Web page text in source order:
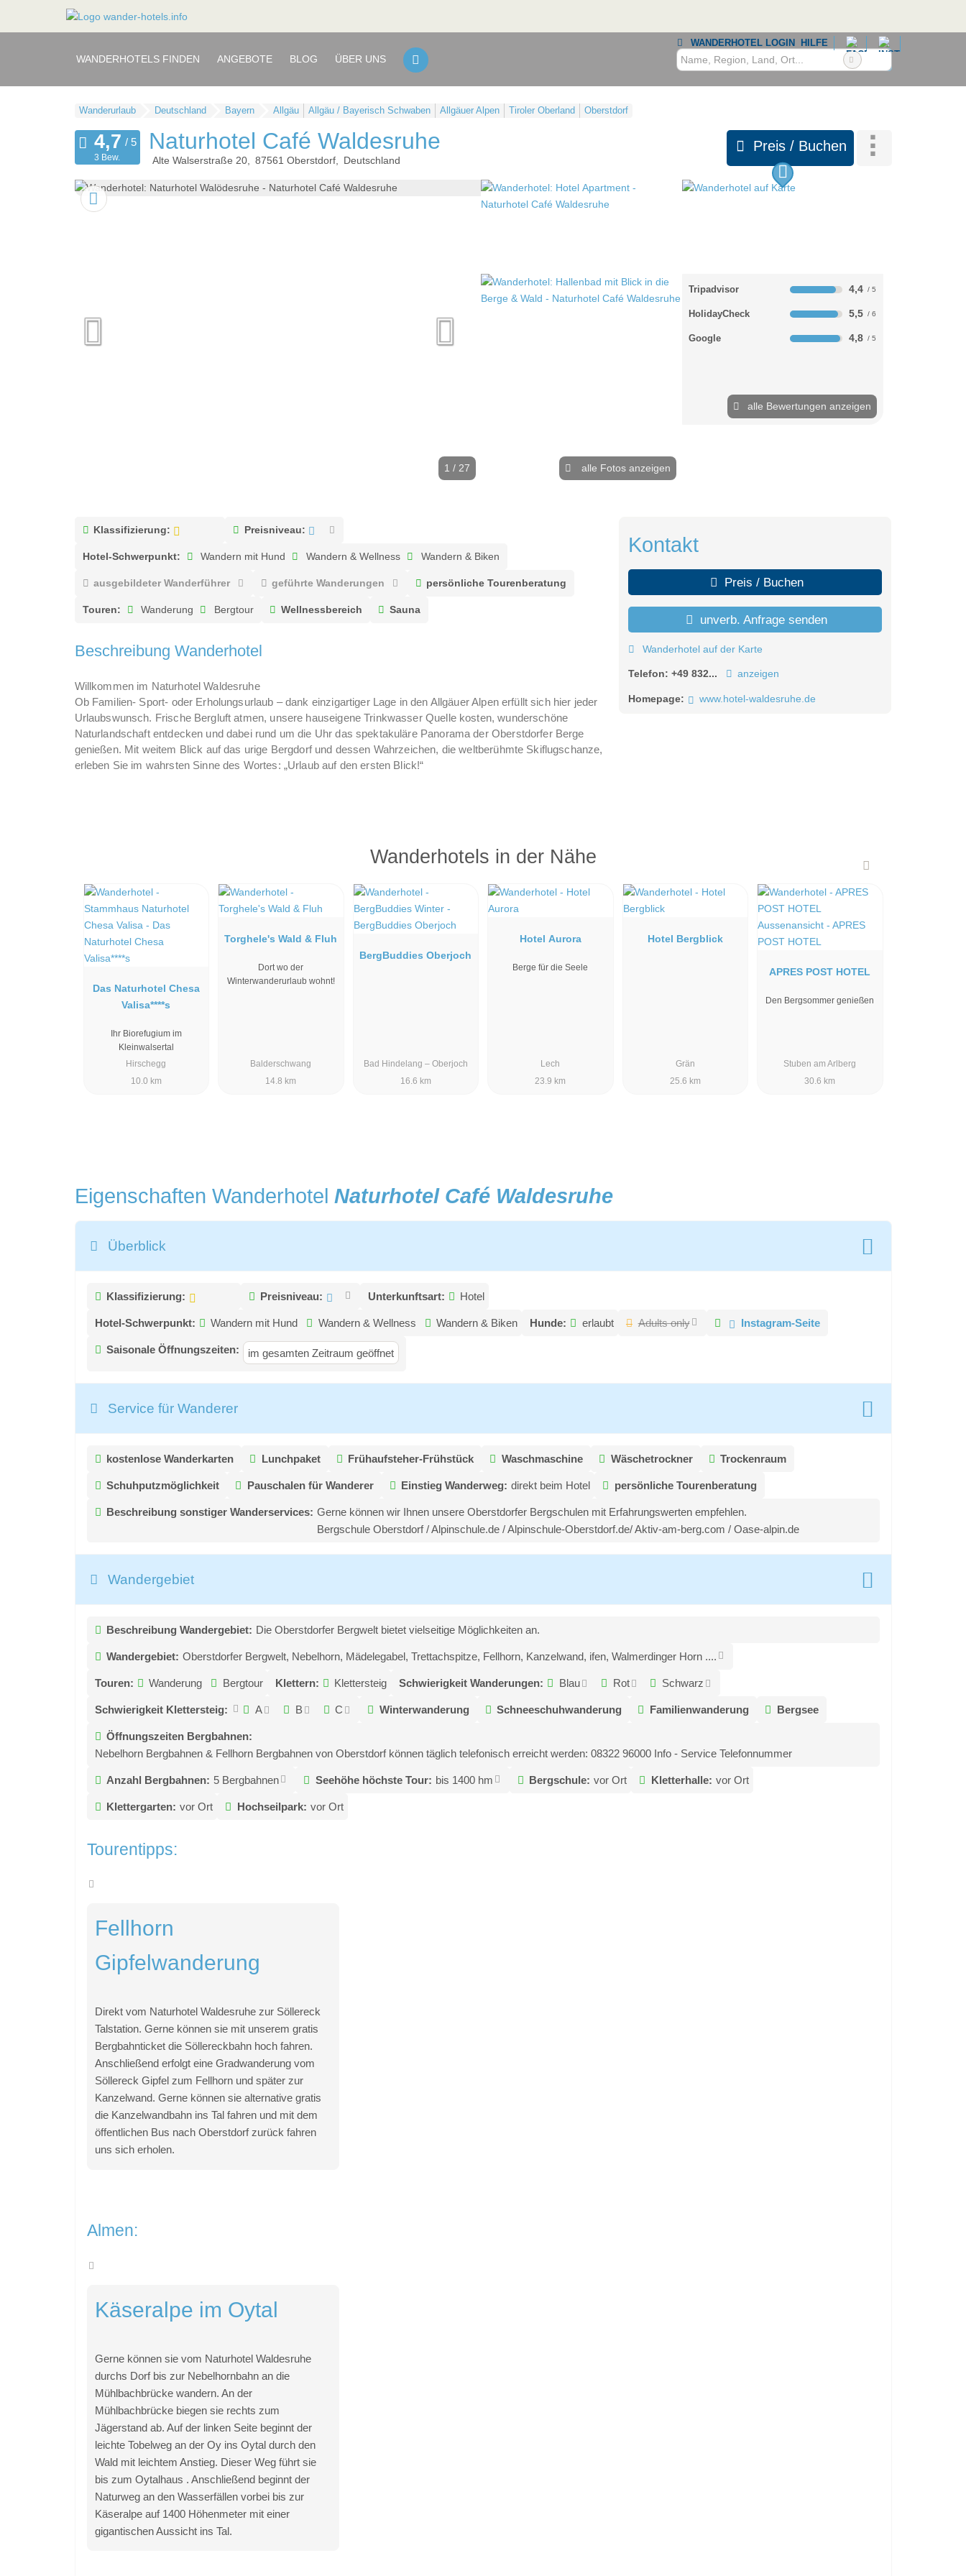
WANDERHOTEL LOGIN HILFE
WANDERHOTELS FINDEN ANGEBOTE BLOG ÜBER UNS
Wanderurlaub Deutschland Bayern Allgäu Allgäu / Bayerisch Schwaben Allgäuer Alpen Tiroler Oberland Oberstdorf
Naturhotel Café Waldesruhe
Alte Walserstraße 20 87561 Oberstdorf Deutschland
Preis / Buchen
3 Bew.
1 / 27 alle Fotos anzeigen
Tripadvisor 4,4
HolidayCheck 5,5
Google 4,8
alle Bewertungen anzeigen
Klassifizierung: Preisniveau:
Hotel-Schwerpunkt: Wandern mit Hund Wandern & Wellness Wandern & Biken
ausgebildeter Wanderführer geführte Wanderungen persönliche Tourenberatung
Touren: Wanderung Bergtour Wellnessbereich Sauna
Beschreibung Wanderhotel
Willkommen im Naturhotel Waldesruhe
Ob Familien- Sport- oder Erholungsurlaub – dank einzigartiger Lage in den Allgäuer Alpen erfüllt sich hier jeder
Urlaubswunsch. Frische Bergluft atmen, unsere hauseigene Trinkwasser Quelle kosten, wunderschöne
Naturlandschaft entdecken und dabei rund um die Uhr das spektakuläre Panorama der Oberstdorfer Berge
genießen. Mit weitem Blick auf das urige Bergdorf und dessen Wahrzeichen, die weltberühmte Skiflugschanze,
erleben Sie im wahrsten Sinne des Wortes: „Urlaub auf den ersten Blick!“
Kontakt
Preis / Buchen
unverb. Anfrage senden
Wanderhotel auf der Karte
Telefon:+49 832... anzeigen
Homepage: www.hotel-waldesruhe.de
Wanderhotels in der Nähe
Das Naturhotel Chesa
Valisa****s
Ihr Biorefugium im
Kleinwalsertal
Hirschegg
10.0 km
Torghele's Wald & Fluh
Dort wo der
Winterwanderurlaub wohnt!
Balderschwang
14.8 km
BergBuddies Oberjoch
Bad Hindelang – Oberjoch
16.6 km
Hotel Aurora
Berge für die Seele
Lech
23.9 km
Hotel Bergblick
Grän
25.6 km
APRES POST HOTEL
Den Bergsommer genießen
Stuben am Arlberg
30.6 km
Eigenschaften Wanderhotel Naturhotel Café Waldesruhe
Überblick
Klassifizierung: Preisniveau: Unterkunftsart: Hotel
Hotel-Schwerpunkt: Wandern mit Hund Wandern & Wellness Wandern & Biken Hunde: erlaubt Adults only Instagram-Seite
Saisonale Öffnungszeiten: im gesamten Zeitraum geöffnet
Service für Wanderer
kostenlose Wanderkarten Lunchpaket Frühaufsteher-Frühstück Waschmaschine Wäschetrockner Trockenraum
Schuhputzmöglichkeit Pauschalen für Wanderer Einstieg Wanderweg: direkt beim Hotel persönliche Tourenberatung
Beschreibung sonstiger Wanderservices: Gerne können wir Ihnen unsere Oberstdorfer Bergschulen mit Erfahrungswerten empfehlen.
Bergschule Oberstdorf / Alpinschule.de / Alpinschule-Oberstdorf.de/ Aktiv-am-berg.com / Oase-alpin.de
Wandergebiet
Beschreibung Wandergebiet: Die Oberstdorfer Bergwelt bietet vielseitige Möglichkeiten an.
Wandergebiet: Oberstdorfer Bergwelt, Nebelhorn, Mädelegabel, Trettachspitze, Fellhorn, Kanzelwand, ifen, Walmerdinger Horn ....
Touren: Wanderung Bergtour Klettern: Klettersteig Schwierigkeit Wanderungen: Blau Rot Schwarz
Schwierigkeit Klettersteig: A B C Winterwanderung Schneeschuhwanderung Familienwanderung Bergsee
Öffnungszeiten Bergbahnen:
Nebelhorn Bergbahnen & Fellhorn Bergbahnen von Oberstdorf können täglich telefonisch erreicht werden: 08322 96000 Info - Service Telefonnummer
Anzahl Bergbahnen: 5 Bergbahnen Seehöhe höchste Tour: bis 1400 hm Bergschule: vor Ort Kletterhalle: vor Ort
Klettergarten: vor Ort Hochseilpark: vor Ort
Tourentipps:
Fellhorn
Gipfelwanderung
Direkt vom Naturhotel Waldesruhe zur Söllereck
Talstation. Gerne können sie mit unserem gratis
Bergbahnticket die Söllereckbahn hoch fahren.
Anschließend erfolgt eine Gradwanderung vom
Söllereck Gipfel zum Fellhorn und später zur
Kanzelwand. Gerne können sie alternative gratis
die Kanzelwandbahn ins Tal fahren und mit dem
öffentlichen Bus nach Oberstdorf zurück fahren
uns sich erholen.
Almen:
Käseralpe im Oytal
Gerne können sie vom Naturhotel Waldesruhe
durchs Dorf bis zur Nebelhornbahn an die
Mühlbachbrücke wandern. An der
Mühlbachbrücke biegen sie rechts zum
Jägerstand ab. Auf der linken Seite beginnt der
leichte Tobelweg an der Oy ins Oytal durch den
Wald mit leichtem Anstieg. Dieser Weg führt sie
bis zum Oytalhaus . Anschließend beginnt der
Naturweg an den Wasserfällen vorbei bis zur
Käseralpe auf 1400 Höhenmeter mit einer
gigantischen Aussicht ins Tal.